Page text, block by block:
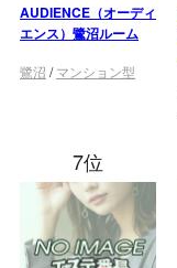
AUDIENCE（オーディ
エンス）鷺沼ルーム
鷺沼 /マンション型
7位